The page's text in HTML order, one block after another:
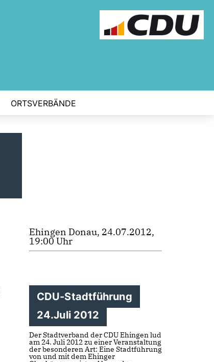
ORTSVERBÄNDE
Ehingen Donau, 24.07.2012,
19:00 Uhr
CDU-Stadtführung
24.Juli 2012
Der Stadtverband der CDU Ehingen lud
am 24. Juli 2012 zu einer Veranstaltung
der besonderen Art: Eine Stadtführung
von und mit dem Ehinger